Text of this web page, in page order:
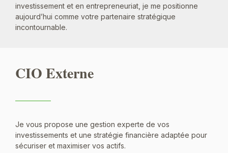
investissement et en entrepreneuriat, je me positionne
aujourd’hui comme votre partenaire stratégique
incontournable.
CIO Externe
Je vous propose une gestion experte de vos
investissements et une stratégie financière adaptée pour
sécuriser et maximiser vos actifs.